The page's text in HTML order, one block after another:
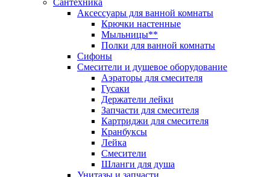
Сантехника
Аксессуары для ванной комнаты
Крючки настенные
Мыльницы**
Полки для ванной комнаты
Сифоны
Смесители и душевое оборудование
Аэраторы для смесителя
Гусаки
Держатели лейки
Запчасти для смесителя
Картриджи для смесителя
Кранбуксы
Лейка
Смесители
Шланги для душа
Унитазы и запчасти